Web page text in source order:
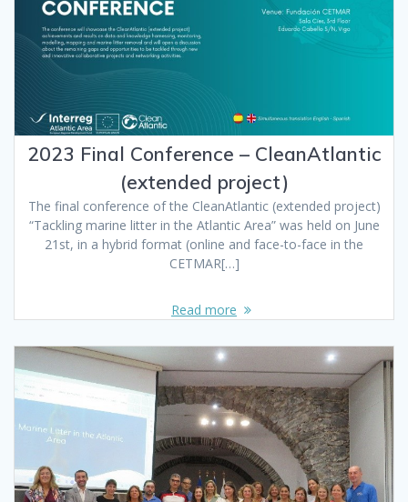
2023 Final Conference – CleanAtlantic
(extended project)
The final conference of the CleanAtlantic (extended project)
“Tackling marine litter in the Atlantic Area” was held on June
21st, in a hybrid format (online and face-to-face in the
CETMAR[…]
Read more